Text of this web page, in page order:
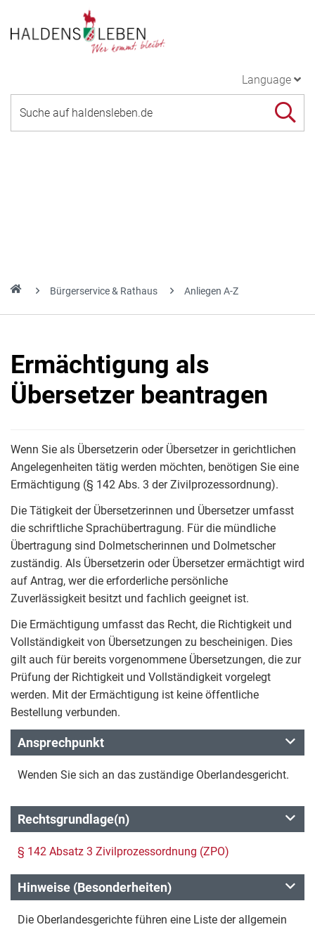
Language
Bürgerservice & Rathaus Anliegen A-Z
Ermächtigung als
Übersetzer beantragen
Wenn Sie als Übersetzerin oder Übersetzer in gerichtlichen
Angelegenheiten tätig werden möchten, benötigen Sie eine
Ermächtigung (§ 142 Abs. 3 der Zivilprozessordnung).
Die Tätigkeit der Übersetzerinnen und Übersetzer umfasst
die schriftliche Sprachübertragung. Für die mündliche
Übertragung sind Dolmetscherinnen und Dolmetscher
zuständig. Als Übersetzerin oder Übersetzer ermächtigt wird
auf Antrag, wer die erforderliche persönliche
Zuverlässigkeit besitzt und fachlich geeignet ist.
Die Ermächtigung umfasst das Recht, die Richtigkeit und
Vollständigkeit von Übersetzungen zu bescheinigen. Dies
gilt auch für bereits vorgenommene Übersetzungen, die zur
Prüfung der Richtigkeit und Vollständigkeit vorgelegt
werden. Mit der Ermächtigung ist keine öffentliche
Bestellung verbunden.
Ansprechpunkt
Wenden Sie sich an das zuständige Oberlandesgericht.
Rechtsgrundlage(n)
§ 142 Absatz 3 Zivilprozessordnung (ZPO)
Hinweise (Besonderheiten)
Die Oberlandesgerichte führen eine Liste der allgemein